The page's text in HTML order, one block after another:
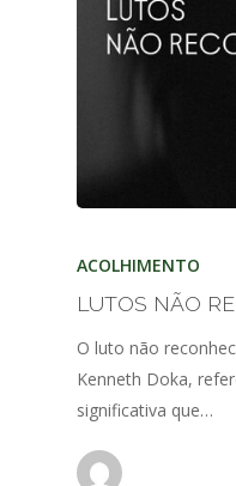
ACOLHIMENTO
LUTOS NÃO
O luto não
Kenneth Doka,
significativa que…